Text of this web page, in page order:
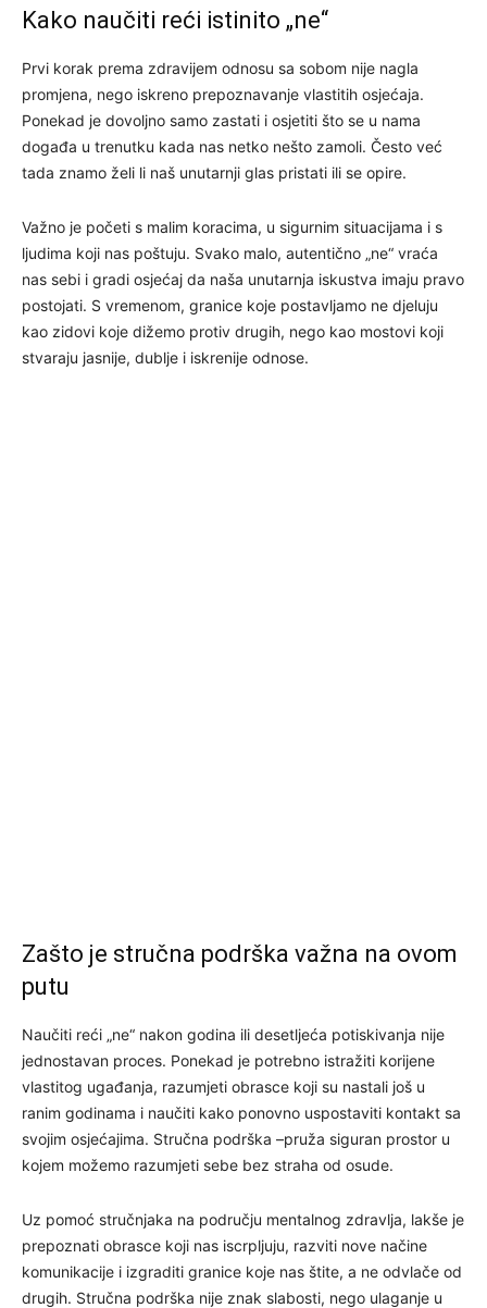
Kako naučiti reći istinito „ne“
Prvi korak prema zdravijem odnosu sa sobom nije nagla
promjena, nego iskreno prepoznavanje vlastitih osjećaja.
Ponekad je dovoljno samo zastati i osjetiti što se u nama
događa u trenutku kada nas netko nešto zamoli. Često već
tada znamo želi li naš unutarnji glas pristati ili se opire.
Važno je početi s malim koracima, u sigurnim situacijama i s
ljudima koji nas poštuju. Svako malo, autentično „ne“ vraća
nas sebi i gradi osjećaj da naša unutarnja iskustva imaju pravo
postojati. S vremenom, granice koje postavljamo ne djeluju
kao zidovi koje dižemo protiv drugih, nego kao mostovi koji
stvaraju jasnije, dublje i iskrenije odnose.
Zašto je stručna podrška važna na ovom
putu
Naučiti reći „ne“ nakon godina ili desetljeća potiskivanja nije
jednostavan proces. Ponekad je potrebno istražiti korijene
vlastitog ugađanja, razumjeti obrasce koji su nastali još u
ranim godinama i naučiti kako ponovno uspostaviti kontakt sa
svojim osjećajima. Stručna podrška –pruža siguran prostor u
kojem možemo razumjeti sebe bez straha od osude.
Uz pomoć stručnjaka na području mentalnog zdravlja, lakše je
prepoznati obrasce koji nas iscrpljuju, razviti nove načine
komunikacije i izgraditi granice koje nas štite, a ne odvlače od
drugih. Stručna podrška nije znak slabosti, nego ulaganje u